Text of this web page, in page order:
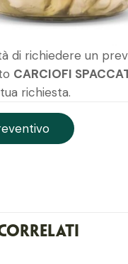
di richiedere un
CARCIOFI
richiesta.